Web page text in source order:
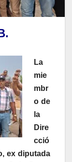
La
mie
mbr
o de
la
Dire
cció
ex diputada